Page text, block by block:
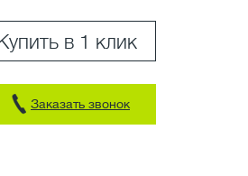
в 1 клик
Заказать звонок